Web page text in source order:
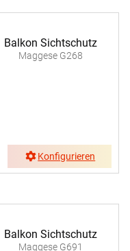
Balkon Sichtschutz
Maggese G268
Konfigurieren
Balkon Sichtschutz
Maggese G691